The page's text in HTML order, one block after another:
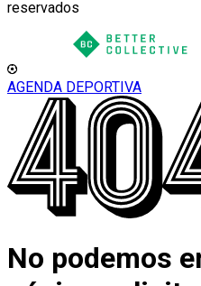
reservados
AGENDA DEPORTIVA
No podemos